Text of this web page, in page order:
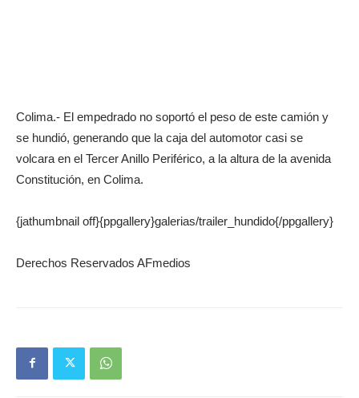
Colima.- El empedrado no soportó el peso de este camión y
se hundió, generando que la caja del automotor casi se
volcara en el Tercer Anillo Periférico, a la altura de la avenida
Constitución, en Colima.
{jathumbnail off}{ppgallery}galerias/trailer_hundido{/ppgallery}
Derechos Reservados AFmedios